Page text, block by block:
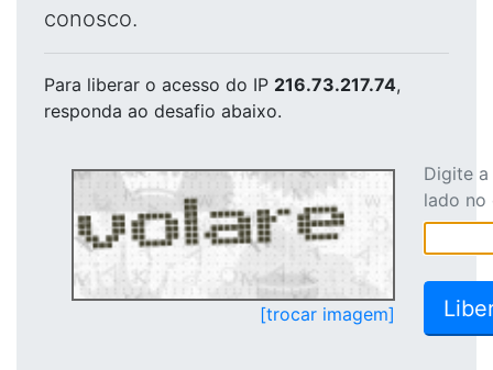
conosco.
Para liberar o acesso do IP 216.73.217.74,
responda ao desafio abaixo.
[trocar imagem]
Digite
lado no